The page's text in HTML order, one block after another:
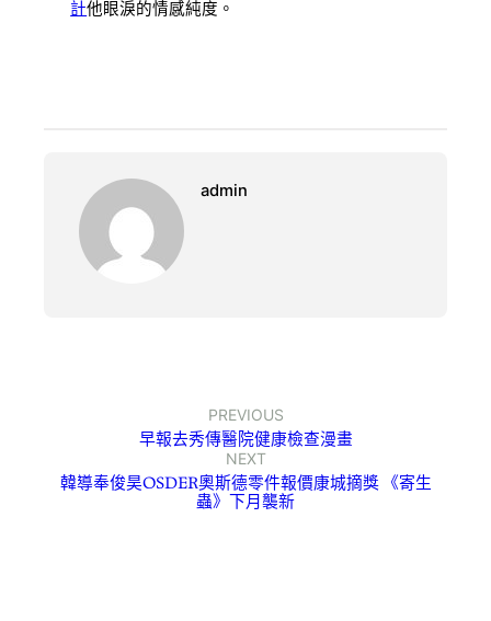
計他眼淚的情感純度。
admin
PREVIOUS
早報去秀傳醫院健康檢查漫畫
NEXT
韓導奉俊昊OSDER奧斯德零件報價康城摘獎 《寄生
蟲》下月襲新